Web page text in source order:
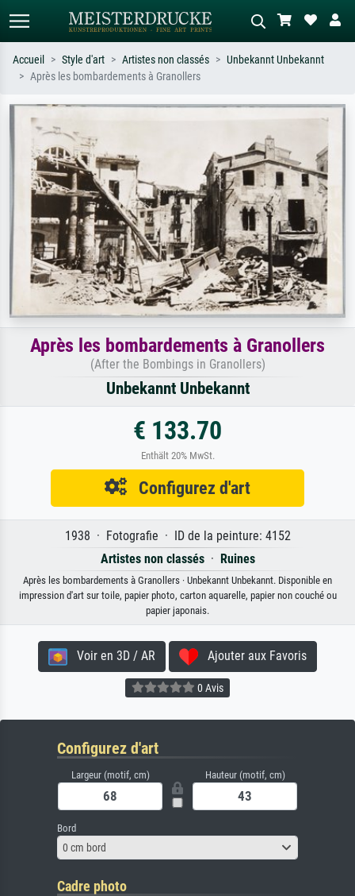
Recherchez par artiste, titre ou style –
ex. Monet, Nuit étoilée,
impressionnisme, vague de Hokusai,
nu.
Décrivez la scène – ex. prairie verte,
abstrait avec beaucoup de rouge,
tableau sombre, nu debout près d'un
arbre.
Accueil Style d'art Artistes non classés
Unbekannt Unbekannt
Après les bombardements à Granollers
Après les bombardements à Granollers
(After the Bombings in Granollers)
Unbekannt Unbekannt
€ 133.70
Enthält 20% MwSt.
Configurez d'art
1938 · Fotografie · ID de la peinture: 4152
Artistes non classés· Ruines
Après les bombardements à Granollers · Unbekannt Unbekannt. Disponible en
impression d'art sur toile, papier photo, carton aquarelle, papier non couché ou
papier japonais.
Voir en 3D / AR Ajouter aux Favoris
0 Avis
Configurez d'art
Largeur (motif, cm) Hauteur (motif, cm)
Bord
0 cm bord
Cadre photo